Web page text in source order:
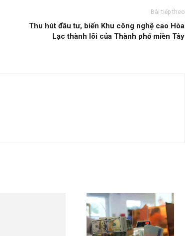
Bài tiếp theo
Thu hút đầu tư, biến Khu công nghệ cao Hòa
Lạc thành lõi của Thành phố miền Tây